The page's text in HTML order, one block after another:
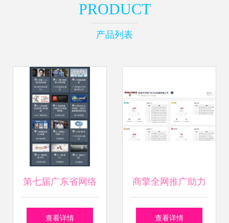
PRODUCT
产品列表
第七届广东省网络
文化精品投票启动
查看详情
商擎全网推广助力
敦煌祥瑞户外文化
查看详情